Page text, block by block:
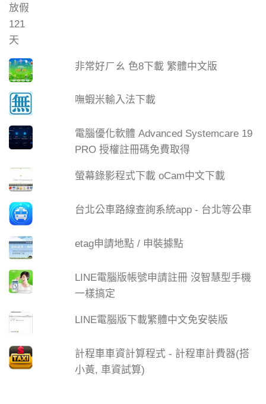
非常好ㄏㄠ 色8下載 繁體中文版
嘸蝦米輸入法下載
電腦優化軟體 Advanced Systemcare 19
PRO 授權註冊碼免費取得
螢幕錄影程式下載 oCam中文下載
台北公車路線查詢系統app - 台北等公車
etag申請地點 / 申裝據點
LINE電腦版帳號申請註冊 沒智慧型手機
一樣搞定
LINE電腦版下載繁體中文免安裝版
計程車車資計算程式 - 計程車計費器(搭
小黃, 車資試算)